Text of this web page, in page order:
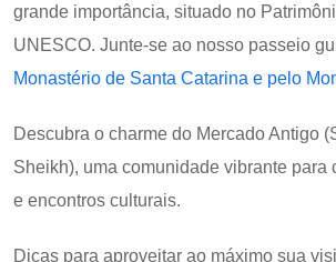
grande importância, situado no
UNESCO. Junte-se ao nosso passeio
Monastério de Santa Catarina e pelo
Descubra o charme do Mercado Antigo
Sheikh), uma comunidade vibrante para
e encontros culturais.
Dicas para aproveitar ao máximo sua